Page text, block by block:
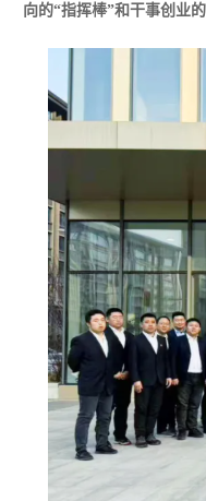
向的“指挥棒”和干事创业